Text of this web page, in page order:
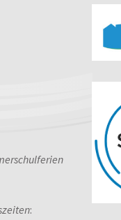
: